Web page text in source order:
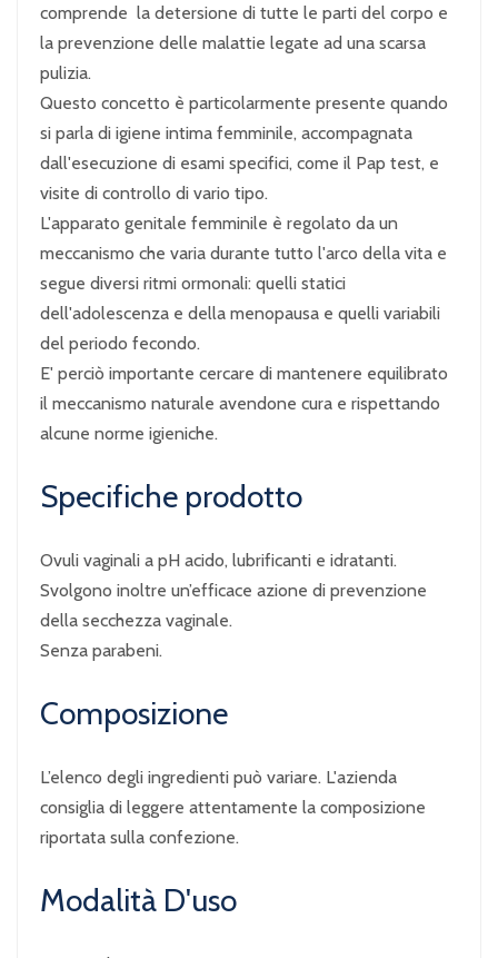
comprende la detersione di tutte le parti del corpo e
la prevenzione delle malattie legate ad una scarsa
pulizia.
Questo concetto è particolarmente presente quando
si parla di igiene intima femminile, accompagnata
dall'esecuzione di esami specifici, come il Pap test, e
visite di controllo di vario tipo.
L'apparato genitale femminile è regolato da un
meccanismo che varia durante tutto l'arco della vita e
segue diversi ritmi ormonali: quelli statici
dell'adolescenza e della menopausa e quelli variabili
del periodo fecondo.
E' perciò importante cercare di mantenere equilibrato
il meccanismo naturale avendone cura e rispettando
alcune norme igieniche.
Specifiche prodotto
Ovuli vaginali a pH acido, lubrificanti e idratanti.
Svolgono inoltre un’efficace azione di prevenzione
della secchezza vaginale.
Senza parabeni.
Composizione
L’elenco degli ingredienti può variare. L'azienda
consiglia di leggere attentamente la composizione
riportata sulla confezione.
Modalità D'uso